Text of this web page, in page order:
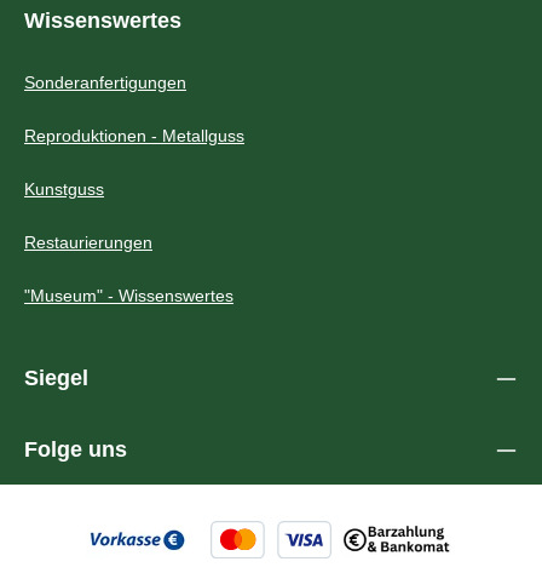
Wissenswertes
Sonderanfertigungen
Reproduktionen - Metallguss
Kunstguss
Restaurierungen
"Museum" - Wissenswertes
Siegel
Folge uns